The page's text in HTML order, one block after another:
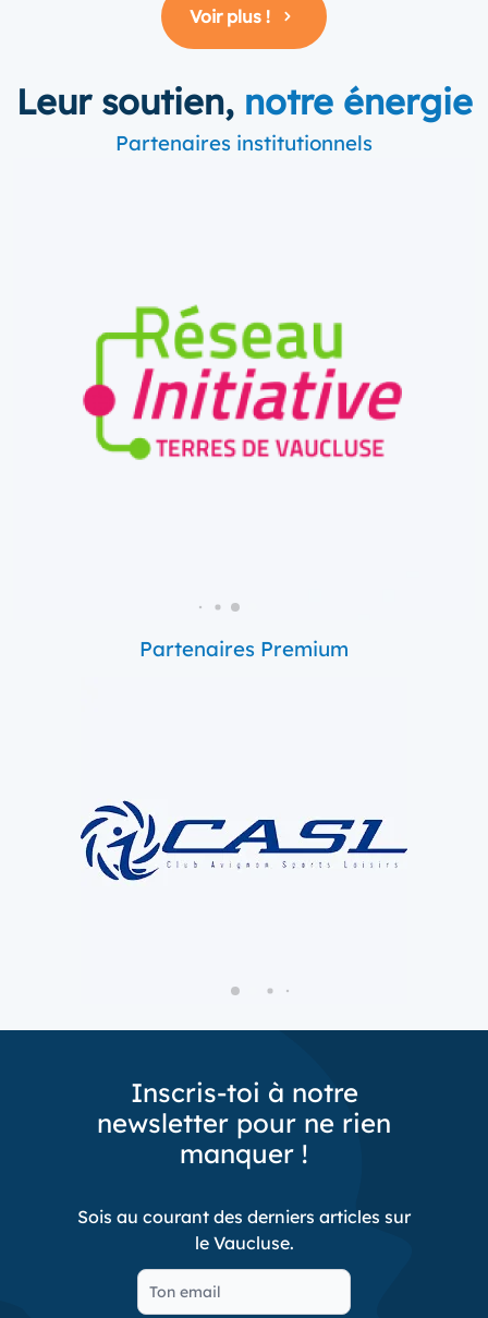
Voir plus !
Leur soutien, notre énergie
Partenaires institutionnels
Partenaires Premium
Inscris-toi à notre
newsletter pour ne rien
manquer !
Sois au courant des derniers articles sur
le Vaucluse.